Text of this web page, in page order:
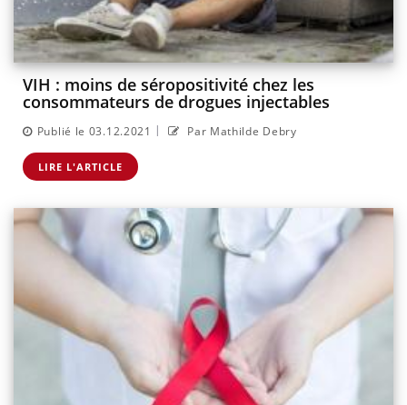
VIH : moins de séropositivité chez les
consommateurs de drogues injectables
Publié le 03.12.2021 | Par Mathilde Debry
LIRE L'ARTICLE